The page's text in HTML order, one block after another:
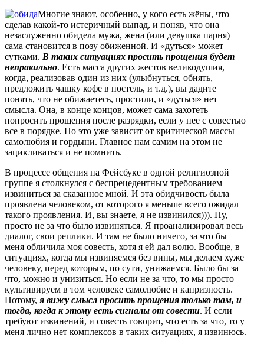
Многие знают, особенно, у кого есть жёны, что
сделав какой-то истеричный выпад, и поняв, что она
незаслуженно обидела мужа, жена (или девушка парня)
сама становится в позу обиженной. И «дуться» может
сутками. В таких ситуациях просить прощения будет
неправильно. Есть масса других жестов великодушия,
когда, реализовав один из них (улыбнуться, обнять,
предложить чашку кофе в постель, и т.д.), вы дадите
понять, что не обижаетесь, простили, и «дуться» нет
смысла. Она, в конце концов, может сама захотеть
попросить прощения после разрядки, если у нее с совестью
все в порядке. Но это уже зависит от критической массы
самолюбия и гордыни. Главное нам самим на этом не
зацикливаться и не помнить.
В процессе общения на Фейсбуке в одной религиозной
группе я столкнулся с беспрецедентным требованием
извиниться за сказанное мной. И эта обидчивость была
проявлена человеком, от которого я меньше всего ожидал
такого проявления. И, вы знаете, я не извинился))). Ну,
просто не за что было извиняться. Я проанализировал весь
диалог, свои реплики. И там не было ничего, за что бы
меня обличила моя совесть, хотя я ей дал волю. Вообще, в
ситуациях, когда мы извиняемся без вины, мы делаем хуже
человеку, перед которым, по сути, унижаемся. Было бы за
что, можно и унизиться. Но если не за что, то мы просто
культивируем в том человеке самолюбие и капризность.
Потому, я вижу смысл просить прощения только там, и
тогда, когда к этому есть сигналы от совести. И если
требуют извинений, и совесть говорит, что есть за что, то у
меня лично нет комплексов в таких ситуациях, я извинюсь.